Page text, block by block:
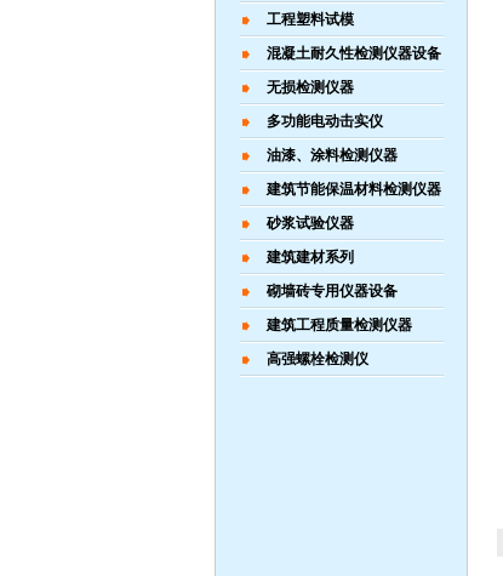
工程塑料试模
混凝土耐久性检测仪器设备
无损检测仪器
多功能电动击实仪
油漆、涂料检测仪器
建筑节能保温材料检测仪器
砂浆试验仪器
建筑建材系列
砌墙砖专用仪器设备
建筑工程质量检测仪器
高强螺栓检测仪